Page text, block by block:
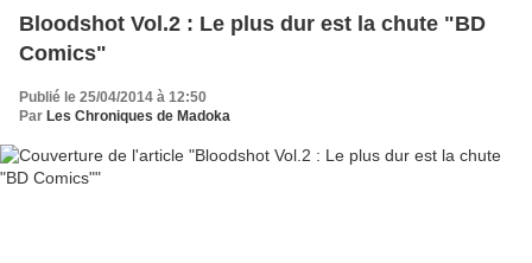
Bloodshot Vol.2 : Le plus dur est la chute "BD
Comics"
Publié le 25/04/2014 à 12:50
Par Les Chroniques de Madoka